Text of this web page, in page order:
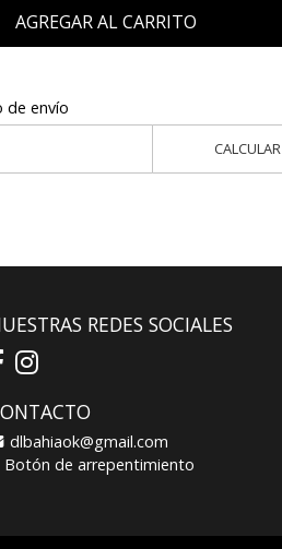
AGREGAR AL CARRITO
de envío
CALCULAR
REDES SOCIALES
dlbahiaok@gmail.com
Botón de arrepentimiento